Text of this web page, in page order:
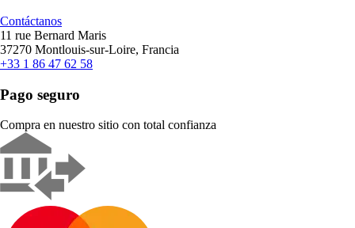
Contáctanos
11 rue Bernard Maris
37270 Montlouis-sur-Loire, Francia
+33 1 86 47 62 58
Pago seguro
Compra en nuestro sitio con total confianza